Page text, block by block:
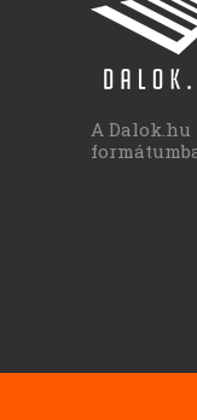
A Dalok.hu